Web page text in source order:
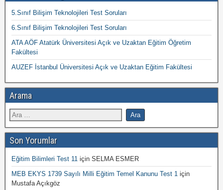
5.Sınıf Bilişim Teknolojileri Test Soruları
6.Sınıf Bilişim Teknolojileri Test Soruları
ATA AÖF Atatürk Üniversitesi Açık ve Uzaktan Eğitim Öğretim
Fakültesi
AUZEF İstanbul Üniversitesi Açık ve Uzaktan Eğitim Fakültesi
Arama
Son Yorumlar
Eğitim Bilimleri Test 11 için SELMA ESMER
MEB EKYS 1739 Sayılı Milli Eğitim Temel Kanunu Test 1 için
Mustafa Açıkgöz